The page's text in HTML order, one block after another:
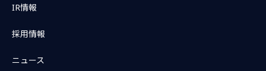
IR情報
採用情報
ニュース